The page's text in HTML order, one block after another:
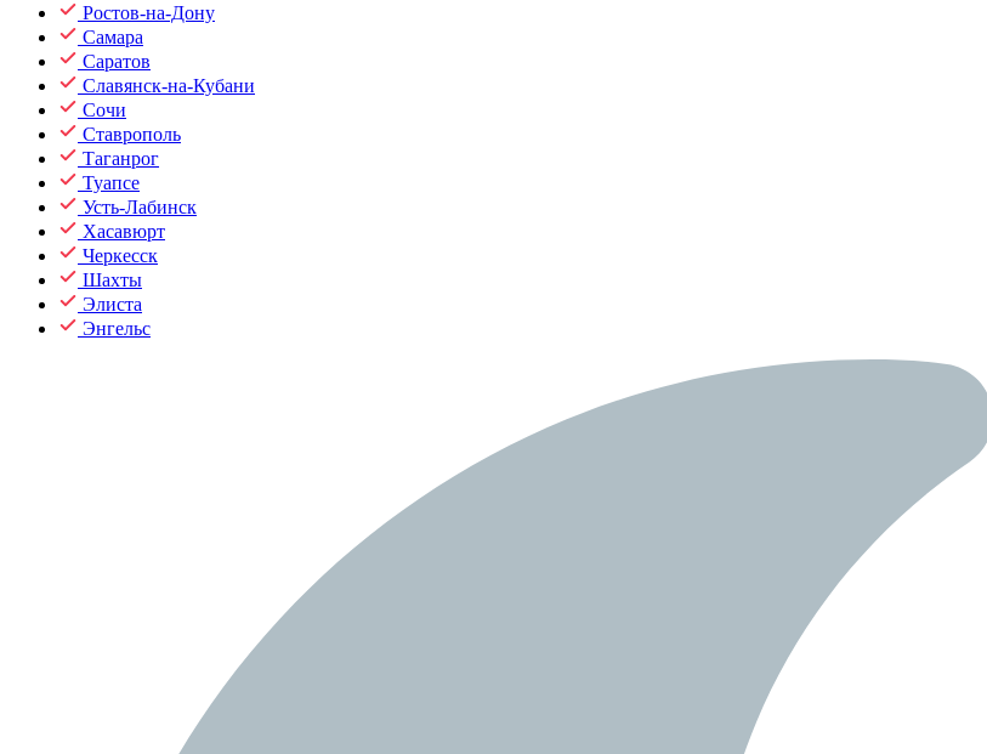
Ростов-на-Дону
Самара
Саратов
Славянск-на-Кубани
Сочи
Ставрополь
Таганрог
Туапсе
Усть-Лабинск
Хасавюрт
Черкесск
Шахты
Элиста
Энгельс